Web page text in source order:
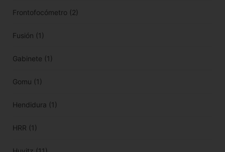
Frontofocómetro (2)
Fusión (1)
Gabinete (1)
Gomu (1)
Hendidura (1)
HRR (1)